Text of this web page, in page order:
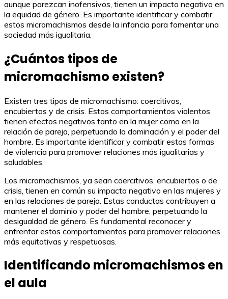
aunque parezcan inofensivos, tienen un impacto negativo en
la equidad de género. Es importante identificar y combatir
estos micromachismos desde la infancia para fomentar una
sociedad más igualitaria.
¿Cuántos tipos de
micromachismo existen?
Existen tres tipos de micromachismo: coercitivos,
encubiertos y de crisis. Estos comportamientos violentos
tienen efectos negativos tanto en la mujer como en la
relación de pareja, perpetuando la dominación y el poder del
hombre. Es importante identificar y combatir estas formas
de violencia para promover relaciones más igualitarias y
saludables.
Los micromachismos, ya sean coercitivos, encubiertos o de
crisis, tienen en común su impacto negativo en las mujeres y
en las relaciones de pareja. Estas conductas contribuyen a
mantener el dominio y poder del hombre, perpetuando la
desigualdad de género. Es fundamental reconocer y
enfrentar estos comportamientos para promover relaciones
más equitativas y respetuosas.
Identificando micromachismos en
el aula